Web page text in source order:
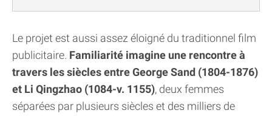
Le projet est aussi assez éloigné du traditionnel film
publicitaire. Familiarité imagine une rencontre à
travers les siècles entre George Sand (1804-1876)
et Li Qingzhao (1084-v. 1155), deux femmes
séparées par plusieurs siècles et des milliers de